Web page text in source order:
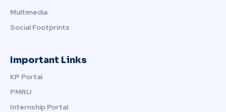
Multimedia
Social Footprints
Important Links
KP Portal
PMRU
Internship Portal